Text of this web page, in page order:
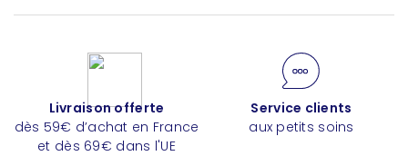
Livraison offerte
dès 59€ d’achat en France
et dès 69€ dans l'UE
Service clients
aux petits soins